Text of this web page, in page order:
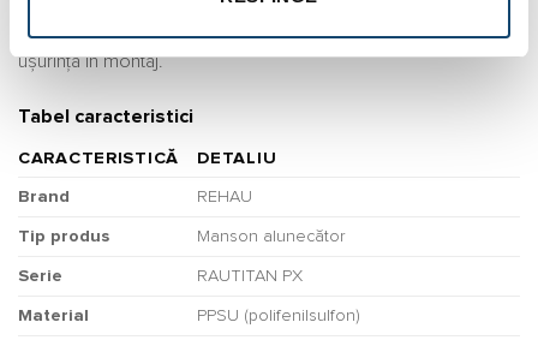
oferind o combinație perfectă între fiabilitate, durabilitate și
ușurință în montaj.
Tabel caracteristici
CARACTERISTICĂ DETALIU
Brand REHAU
Tip produs Manson alunecător
Serie RAUTITAN PX
Material PPSU (polifenilsulfon)